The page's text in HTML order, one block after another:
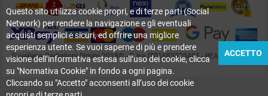
Gioielleria Padiglioni Rimini 2018© - P. Iva IT01683520405 - REA RN-209415
Questo sito utilizza cookie propri, e di terze parti (Social
Network) per rendere la navigazione e gli eventuali
acquisti semplici e sicuri, ed offrire una migliore
esperienza utente. Se vuoi saperne di più e prendere
visione dell’informativa estesa sull’uso dei cookie, clicca
su "Normativa Cookie" in fondo a ogni pagina.
Cliccando su "Accetto" acconsenti all’uso dei cookie
ACCETTO